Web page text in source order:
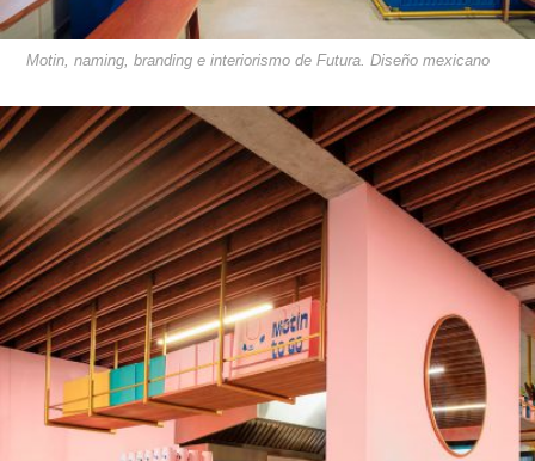
Motin, naming, branding e interiorismo de Futura. Diseño mexicano